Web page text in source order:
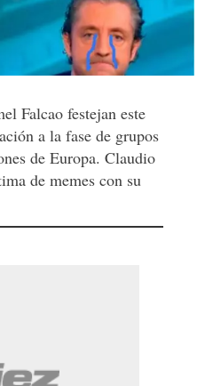
Falcao festejan este
a la fase de grupos
de Europa. Claudio
de memes con su